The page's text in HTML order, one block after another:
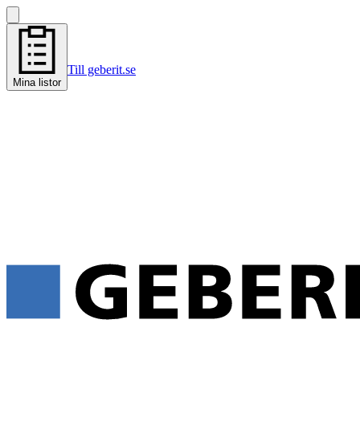
Mina listor
Till geberit.se